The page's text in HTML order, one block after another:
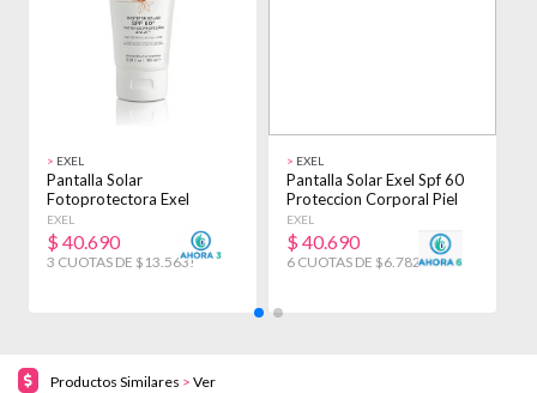
> EXEL
Pantalla Solar
Fotoprotectora Exel
Clarificante Fps 60 100ml
EXEL
$ 40.690
3 CUOTAS DE $13.563!
> EXEL
Pantalla Solar Exel Spf 60
Proteccion Corporal Piel
100ml
EXEL
$ 40.690
6 CUOTAS DE $6.782!
Productos Similares > Ver